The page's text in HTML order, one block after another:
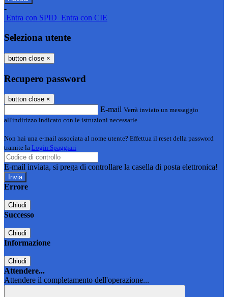
-
Entra con SPID Entra con CIE
Seleziona utente
button close ×
Recupero password
button close ×
E-mail Verrà inviato un messaggio
all'indirizzo indicato con le istruzioni necessarie.
Non hai una e-mail associata al nome utente? Effettua il reset della password
tramite la Login Spaggiari
E-mail inviata, si prega di controllare la casella di posta elettronica!
Errore
Chiudi
Successo
Chiudi
Informazione
Chiudi
Attendere...
Attendere il completamento dell'operazione...